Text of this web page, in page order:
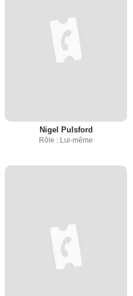
Nigel Pulsford
Rôle : Lui-même